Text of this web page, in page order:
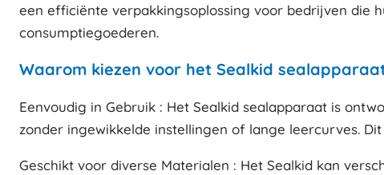
een efficiënte verpakkingsoplossing voor bedrijven die
consumptiegoederen.
Waarom kiezen voor het Sealkid
Eenvoudig in Gebruik : Het Sealkid sealapparaat is
zonder ingewikkelde instellingen of lange leercurves.
Geschikt voor diverse Materialen : Het Sealkid kan